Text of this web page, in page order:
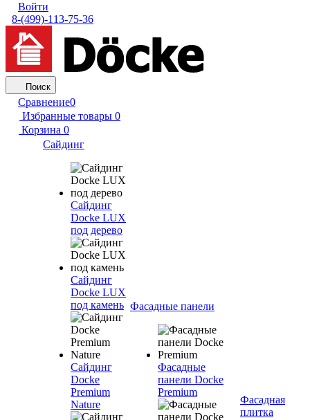
Войти
8-(499)-113-75-36
Поиск
Сравнение0
Избранные товары 0
Корзина 0
Сайдинг
Сайдинг
Docke LUX
под дерево
Сайдинг
Docke LUX
под камень
Сайдинг
Docke
Premium
Nature
Фасадные панели
Фасадные
панели Docke
Premium
Фасадная
плитка